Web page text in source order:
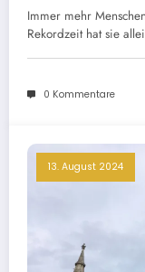
Immer mehr
Rekordzeit hat sie
0 Kommentare
13. August 2024